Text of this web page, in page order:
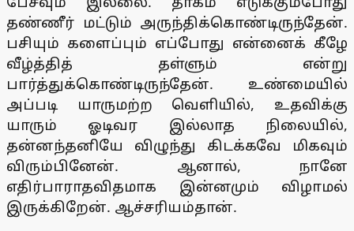
தண்ணீர் மட்டும் அருந்திக்கொண்டிருந்தேன்.
பசியும் களைப்பும் எப்போது என்னைக் கீழே
வீழ்த்தித் தள்ளும் என்று
பார்த்துக்கொண்டிருந்தேன். உண்மையில்
அப்படி யாருமற்ற வெளியில், உதவிக்கு
யாரும் ஓடிவர இல்லாத நிலையில்,
தன்னந்தனியே விழுந்து கிடக்கவே மிகவும்
விரும்பினேன். ஆனால், நானே
எதிர்பாராதவிதமாக இன்னமும் விழாமல்
இருக்கிறேன். ஆச்சரியம்தான்.